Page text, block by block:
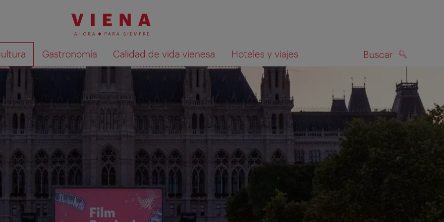
Gastronomía Calidad de vida vienesa Hoteles y viajes Buscar
Mostrar resultados de la búsqueda en el mapa BUSCAR